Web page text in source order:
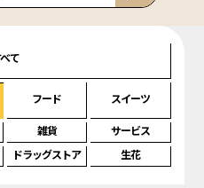
て
フード スイーツ
雑貨
サービス
ドラッグストア 生花